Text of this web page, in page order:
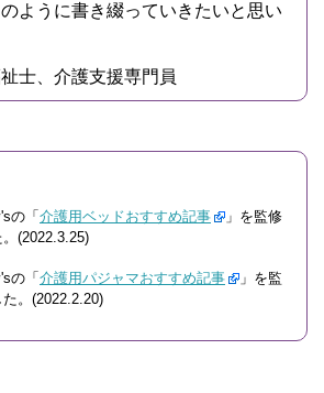
ように書き綴っていきたいと思い
士、介護支援専門員
の「 介護用ベッドおすすめ記事
」を監修
(2022.3.25)
の「 介護用パジャマおすすめ記事
」を監
。(2022.2.20)